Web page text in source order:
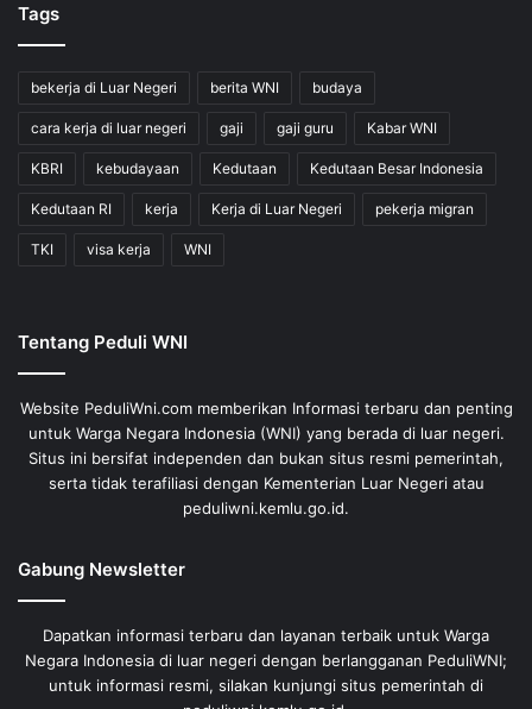
Tags
bekerja di Luar Negeri berita WNI budaya
cara kerja di luar negeri gaji gaji guru Kabar WNI
KBRI kebudayaan Kedutaan Kedutaan Besar Indonesia
Kedutaan RI kerja Kerja di Luar Negeri pekerja migran
TKI visa kerja WNI
Tentang Peduli WNI
Website PeduliWni.com memberikan Informasi terbaru dan penting
untuk Warga Negara Indonesia (WNI) yang berada di luar negeri.
Situs ini bersifat independen dan bukan situs resmi pemerintah,
serta tidak terafiliasi dengan Kementerian Luar Negeri atau
peduliwni.kemlu.go.id.
Gabung Newsletter
Dapatkan informasi terbaru dan layanan terbaik untuk Warga
Negara Indonesia di luar negeri dengan berlangganan PeduliWNI;
untuk informasi resmi, silakan kunjungi situs pemerintah di